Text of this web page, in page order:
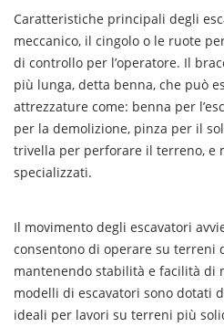
Caratteristiche principali degli
meccanico, il cingolo o le ruote
di controllo per l’operatore. Il
più lunga, detta benna, che può
attrezzature come: benna per
per la demolizione, pinza per il
trivella per perforare il terreno, e
specializzati.
Il movimento degli escavatori
consentono di operare su terreni
mantenendo stabilità e facilità di
modelli di escavatori sono dotati
ideali per lavori su terreni più